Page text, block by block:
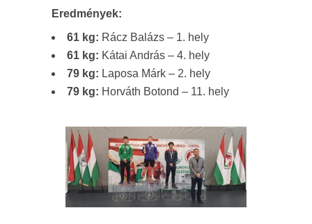
Eredmények:
61 kg: Rácz Balázs – 1. hely
61 kg: Kátai András – 4. hely
79 kg: Laposa Márk – 2. hely
79 kg: Horváth Botond – 11. hely